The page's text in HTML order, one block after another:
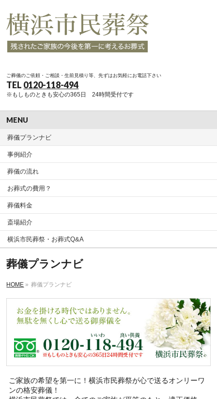
ご葬儀のご依頼・ご相談・生前見積り等、先ずはお気軽にお電話下さい
TEL 0120-118-494
※もしものときも安心の365日 24時間受付です
MENU
葬儀プランナビ
事例紹介
葬儀の流れ
お葬式の費用？
葬儀料金
斎場紹介
横浜市民葬祭・お葬式Q&A
葬儀プランナビ
HOME » 葬儀プランナビ
ご家族の希望を第一に！横浜市民葬祭が心で送るオンリーワ
ンの格安葬儀！